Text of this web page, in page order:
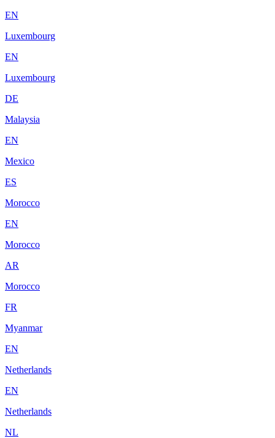
EN
Luxembourg
EN
Luxembourg
DE
Malaysia
EN
Mexico
ES
Morocco
EN
Morocco
AR
Morocco
FR
Myanmar
EN
Netherlands
EN
Netherlands
NL